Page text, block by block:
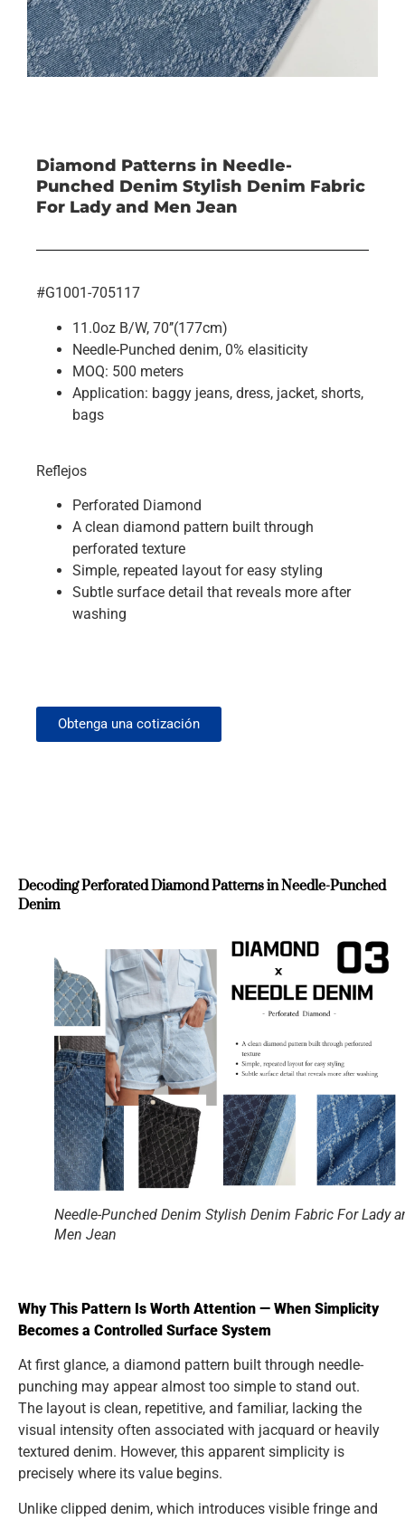
Diamond Patterns in Needle-
Punched Denim Stylish Denim Fabric
For Lady and Men Jean
#G1001-705117
11.0oz B/W, 70’’(177cm)
Needle-Punched denim, 0% elasiticity
MOQ: 500 meters
Application: baggy jeans, dress, jacket, shorts,
bags
Reflejos
Perforated Diamond
A clean diamond pattern built through
perforated texture
Simple, repeated layout for easy styling
Subtle surface detail that reveals more after
washing
Obtenga una cotización
Decoding Perforated Diamond Patterns in Needle-Punched
Denim
Needle-Punched Denim Stylish Denim Fabric For Lady
Men Jean
Why This Pattern Is Worth Attention — When Simplicity
Becomes a Controlled Surface System
At first glance, a diamond pattern built through needle-
punching may appear almost too simple to stand out.
The layout is clean, repetitive, and familiar, lacking the
visual intensity often associated with jacquard or heavily
textured denim. However, this apparent simplicity is
precisely where its value begins.
Unlike clipped denim, which introduces visible fringe and